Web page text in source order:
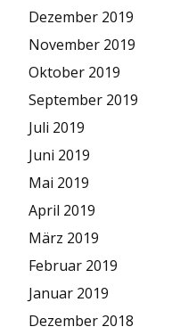
Dezember 2019
November 2019
Oktober 2019
September 2019
Juli 2019
Juni 2019
Mai 2019
April 2019
März 2019
Februar 2019
Januar 2019
Dezember 2018